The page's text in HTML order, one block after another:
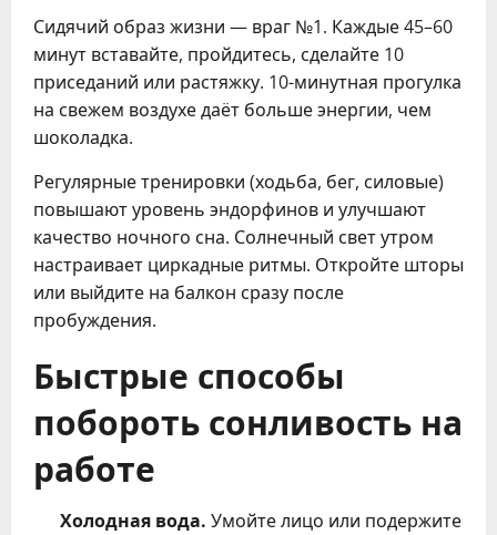
Сидячий образ жизни — враг №1. Каждые 45–60
минут вставайте, пройдитесь, сделайте 10
приседаний или растяжку. 10-минутная прогулка
на свежем воздухе даёт больше энергии, чем
шоколадка.
Регулярные тренировки (ходьба, бег, силовые)
повышают уровень эндорфинов и улучшают
качество ночного сна. Солнечный свет утром
настраивает циркадные ритмы. Откройте шторы
или выйдите на балкон сразу после
пробуждения.
Быстрые способы
побороть сонливость на
работе
Холодная вода. Умойте лицо или подержите